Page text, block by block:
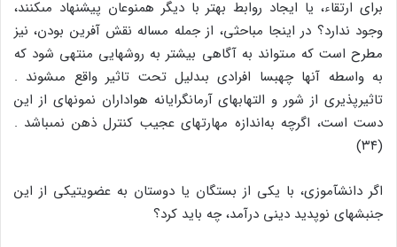
براى ارتقاء، یا ایجاد روابط بهتر با دیگر همنوعان پیشنهاد مى‏کنند،
وجود ندارد؟ در اینجا مباحثى، از جمله مساله نقش آفرین بودن، نیز
مطرح است که مى‏تواند به آگاهى بیشتر به روش‏هایى منتهى شود که
به واسطه آن‏ها چه‏بسا افرادى بى‏دلیل تحت تاثیر واقع مى‏شوند .
تاثیرپذیرى از شور و التهاب‏هاى آرمان‏گرایانه هواداران نمونه‏اى از این
دست است، اگرچه به‌اندازه مهارت‏هاى عجیب کنترل ذهن نمى‏باشد .
(۳۴)
اگر دانش‏آموزى، با یکى از بستگان یا دوستان به عضویت‏یکى از این
جنبش‏هاى نوپدید دینى درآمد، چه باید کرد؟